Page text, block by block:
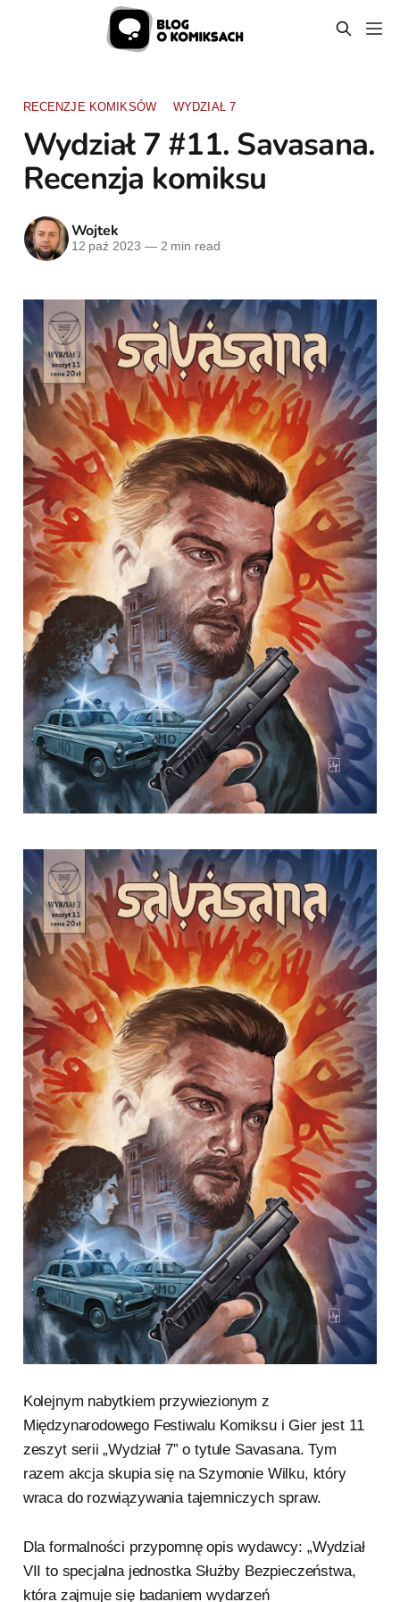
RECENZJE KOMIKSÓW WYDZIAŁ 7
Wydział 7 #11. Savasana.
Recenzja komiksu
Wojtek
12 paź 2023 —2 min read
Kolejnym nabytkiem przywiezionym z
Międzynarodowego Festiwalu Komiksu i Gier jest 11
zeszyt serii „Wydział 7” o tytule Savasana. Tym
razem akcja skupia się na Szymonie Wilku, który
wraca do rozwiązywania tajemniczych spraw.
Dla formalności przypomnę opis wydawcy: „Wydział
VII to specjalna jednostka Służby Bezpieczeństwa,
która zajmuje się badaniem wydarzeń